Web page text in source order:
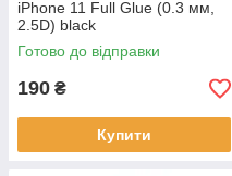
iPhone 11 Full Glue (0.3 мм,
2.5D) black
Готово до відправки
190 ₴
Купити